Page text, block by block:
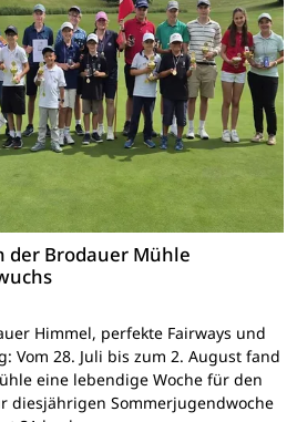
der Brodauer Mühle
Himmel, perfekte Fairways und
Vom 28. Juli bis zum 2. August fand
eine lebendige Woche für den
diesjährigen Sommerjugendwoche